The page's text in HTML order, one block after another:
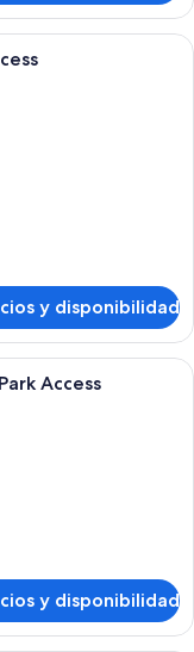
de hotel con dos
y disponibilidad
de hotel con una cama
Access
y disponibilidad